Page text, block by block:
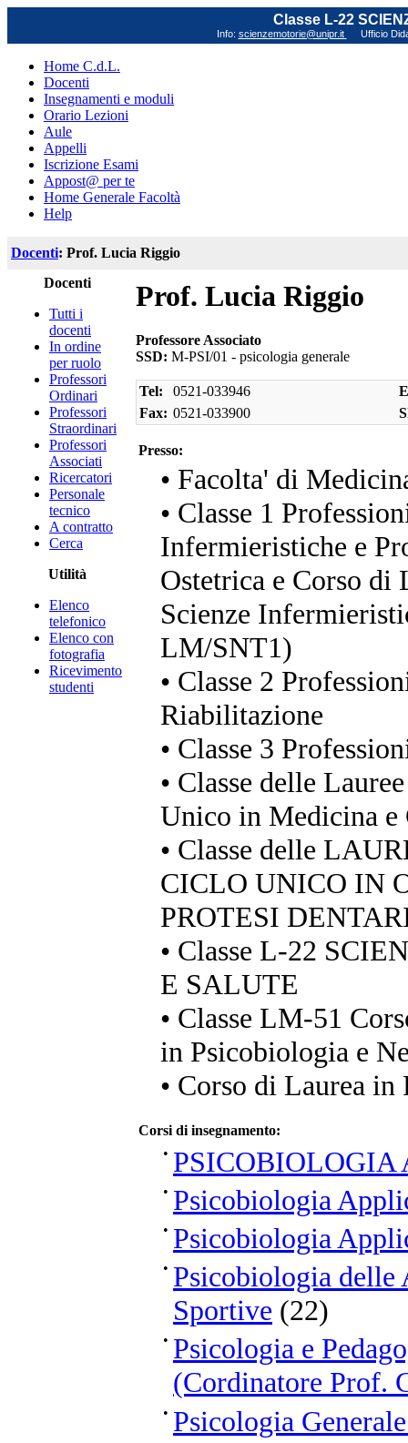
Classe L-22
Info: scienzemotorie@unipr.it Ufficio
Home C.d.L.
Docenti
Insegnamenti e moduli
Orario Lezioni
Aule
Appelli
Iscrizione Esami
Appost@ per te
Home Generale Facoltà
Help
Docenti: Prof. Lucia Riggio
Docenti
Tutti i
docenti
In ordine
per ruolo
Professori
Ordinari
Professori
Straordinari
Professori
Associati
Ricercatori
Personale
tecnico
A contratto
Cerca
Utilità
Elenco
telefonico
Elenco con
fotografia
Ricevimento
studenti
Prof. Lucia Riggio
Professore Associato
SSD: M-PSI/01 - psicologia generale
Tel: 0521-033946
Fax: 0521-033900
Presso:
• Facolta' di
• Classe 1
Infermieristiche e
Ostetrica e Corso di
Scienze
LM/SNT1)
• Classe 2
Riabilitazione
• Classe 3
• Classe delle
Unico in Medicina e
• Classe delle
CICLO UNICO IN
PROTESI
• Classe L-22
E SALUTE
• Classe LM-51
in Psicobiologia e
• Corso di Laurea in
Corsi di insegnamento:
• PSICOBIOLOGIA
• Psicobiologia
• Psicobiologia
• Psicobiologia
Sportive (22)
• Psicologia e
(Cordinatore Prof.
• Psicologia